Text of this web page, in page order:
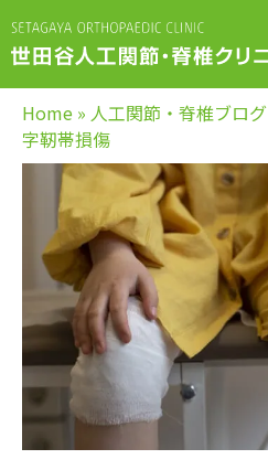
Home » 人工関節・脊椎ブログ
字靭帯損傷